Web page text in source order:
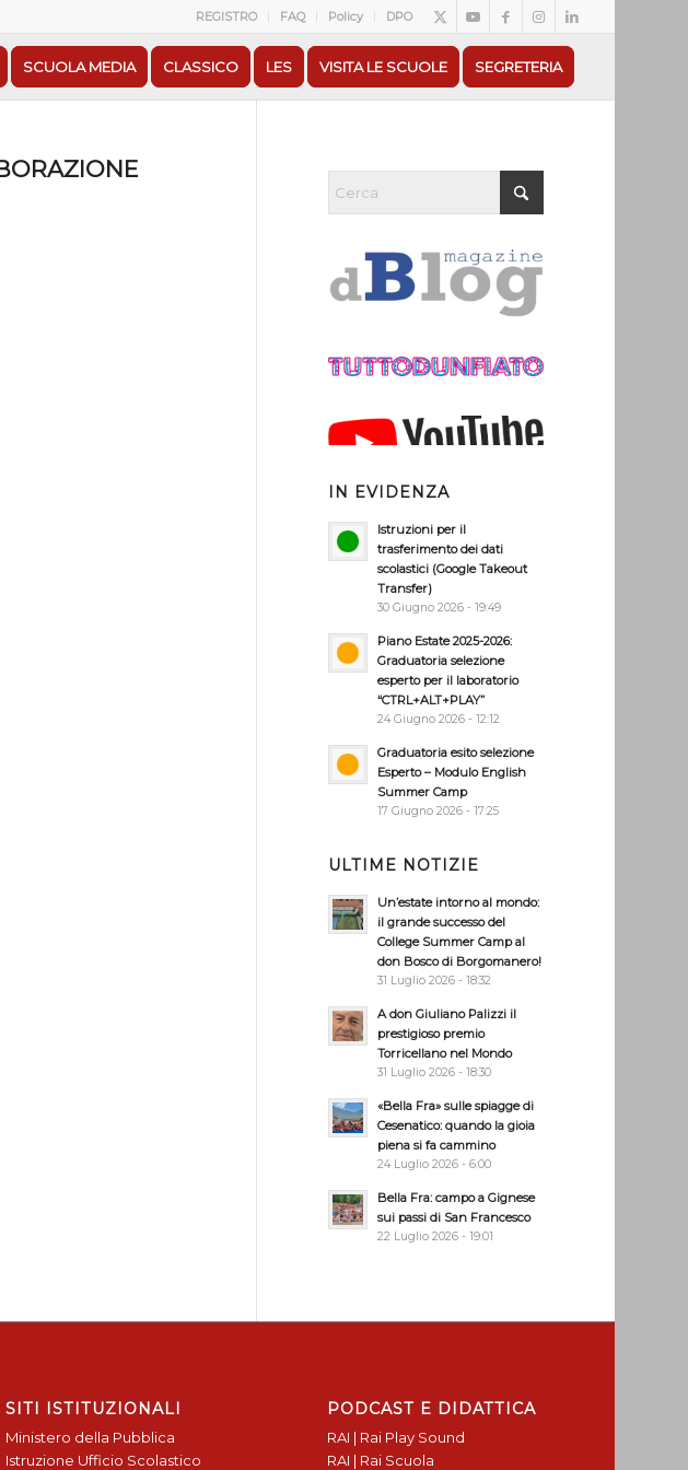
REGISTRO FAQ Policy DPO
SCUOLA MEDIA CLASSICO LES VISITA LE SCUOLE SEGRETERIA
IN EVIDENZA
Istruzioni per il
trasferimento dei dati
scolastici (Google Takeout
Transfer)
30 Giugno 2026 - 19:49
Piano Estate 2025-2026:
Graduatoria selezione
esperto per il laboratorio
“CTRL+ALT+PLAY”
24 Giugno 2026 - 12:12
Graduatoria esito selezione
Esperto – Modulo English
Summer Camp
17 Giugno 2026 - 17:25
ULTIME NOTIZIE
Un’estate intorno al mondo:
il grande successo del
College Summer Camp al
don Bosco di Borgomanero!
31 Luglio 2026 - 18:32
A don Giuliano Palizzi il
prestigioso premio
Torricellano nel Mondo
31 Luglio 2026 - 18:30
«Bella Fra» sulle spiagge di
Cesenatico: quando la gioia
piena si fa cammino
24 Luglio 2026 - 6:00
Bella Fra: campo a Gignese
sui passi di San Francesco
22 Luglio 2026 - 19:01
SITI ISTITUZIONALI
Ministero della Pubblica
Istruzione Ufficio Scolastico
PODCAST E DIDATTICA
RAI | Rai Play Sound
RAI | Rai Scuola